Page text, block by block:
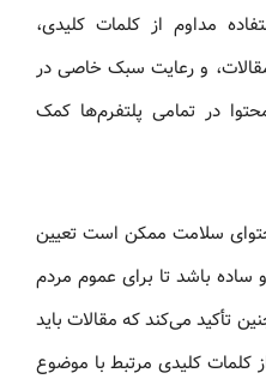
مداوم از کلمات کلیدی،
و رعایت سبک خاصی در
در تمامی پلتفرم‌ها کمک
سلامت ممکن است تعیین
ساده باشد تا برای عموم مردم
تأکید می‌کند که مقالات باید
کلمات کلیدی مرتبط با موضوع